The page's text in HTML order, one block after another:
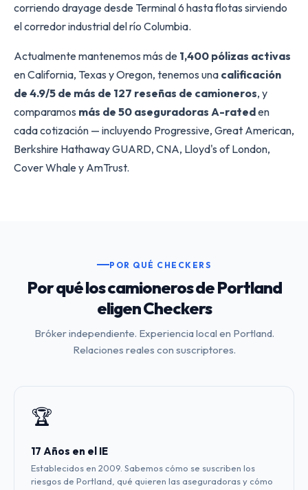
corriendo drayage desde Terminal 6 hasta flotas sirviendo
el corredor industrial del río Columbia.
Actualmente mantenemos más de 1,400 pólizas activas
en California, Texas y Oregon, tenemos una calificación
de 4.9/5 de más de 127 reseñas de camioneros, y
comparamos más de 50 aseguradoras A-rateden
cada cotización — incluyendo Progressive, Great American,
Berkshire Hathaway GUARD, CNA, Lloyd's of London,
Cover Whale y AmTrust.
POR QUÉ CHECKERS
Por qué los camioneros de Portland
eligen Checkers
Bróker independiente. Experiencia local en Portland.
Relaciones reales con suscriptores.
🏆
17 Años en el IE
Establecidos en 2009. Sabemos cómo se suscriben los
riesgos de Portland, qué quieren las aseguradoras y cómo